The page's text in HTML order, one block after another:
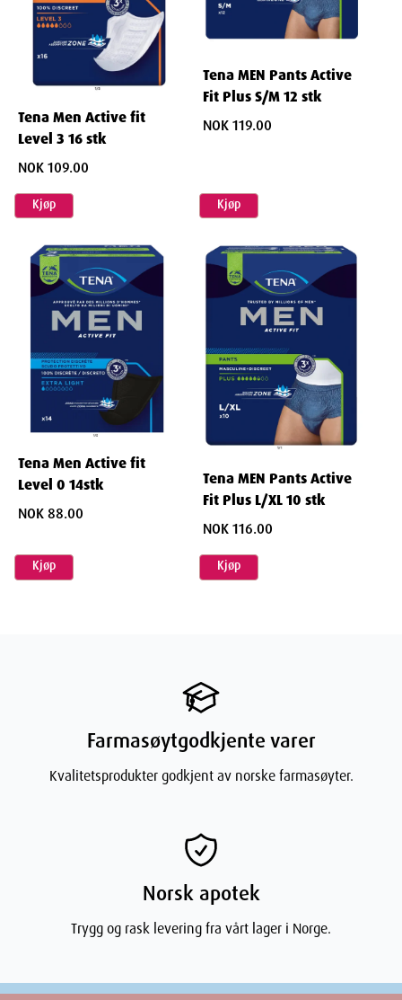
Tena Men Active fit
Level 3 16 stk
NOK 109.00
Kjøp
Tena MEN Pants Active
Fit Plus S/M 12 stk
NOK 119.00
Kjøp
Tena Men Active fit
Level 0 14stk
NOK 88.00
Kjøp
Tena MEN Pants Active
Fit Plus L/XL 10 stk
NOK 116.00
Kjøp
Farmasøytgodkjente varer
Kvalitetsprodukter godkjent av norske farmasøyter.
Norsk apotek
Trygg og rask levering fra vårt lager i Norge.